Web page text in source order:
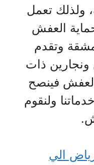
ولذلك تعمل
العفش
وتقدم
ونجارين ذات
فينصح
ولنقوم
الي